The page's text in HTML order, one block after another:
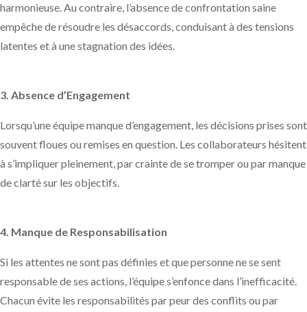
harmonieuse. Au contraire, l’absence de confrontation saine
empêche de résoudre les désaccords, conduisant à des tensions
latentes et à une stagnation des idées.
3. Absence d’Engagement
Lorsqu’une équipe manque d’engagement, les décisions prises sont
souvent floues ou remises en question. Les collaborateurs hésitent
à s’impliquer pleinement, par crainte de se tromper ou par manque
de clarté sur les objectifs.
4. Manque de Responsabilisation
Si les attentes ne sont pas définies et que personne ne se sent
responsable de ses actions, l’équipe s’enfonce dans l’inefficacité.
Chacun évite les responsabilités par peur des conflits ou par